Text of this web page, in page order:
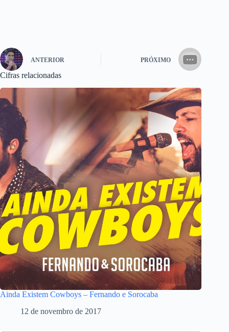
ANTERIOR PRÓXIMO
Cifras relacionadas
Ainda Existem Cowboys – Fernando e Sorocaba
12 de novembro de 2017